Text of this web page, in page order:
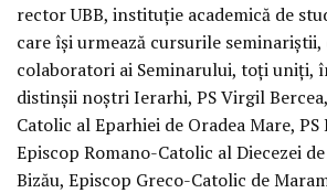
rector UBB, instituție academică de
care își urmează cursurile
colaboratori ai Seminarului, toți uniți,
distinșii noștri Ierarhi, PS Virgil
Catolic al Eparhiei de Oradea Mare, PS
Episcop Romano-Catolic al Diecezei de
Bizău, Episcop Greco-Catolic de